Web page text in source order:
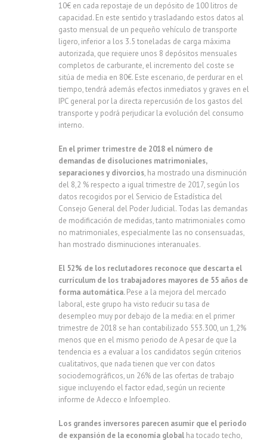
10€ en cada repostaje de un depósito de 100 litros de
capacidad. En este sentido y trasladando estos datos al
gasto mensual de un pequeño vehículo de transporte
ligero, inferior a los 3.5 toneladas de carga máxima
autorizada, que requiere unos 8 depósitos mensuales
completos de carburante, el incremento del coste se
sitúa de media en 80€. Este escenario, de perdurar en el
tiempo, tendrá además efectos inmediatos y graves en el
IPC general por la directa repercusión de los gastos del
transporte y podrá perjudicar la evolución del consumo
interno.
En el primer trimestre de 2018 el número de
demandas de disoluciones matrimoniales,
separaciones y divorcios, ha mostrado una disminución
del 8,2 % respecto a igual trimestre de 2017, según los
datos recogidos por el Servicio de Estadística del
Consejo General del Poder Judicial. Todas las demandas
de modificación de medidas, tanto matrimoniales como
no matrimoniales, especialmente las no consensuadas,
han mostrado disminuciones interanuales.
El 52% de los reclutadores reconoce que descarta el
currículum de los trabajadores mayores de 55 años de
forma automática.Pese a la mejora del mercado
laboral, este grupo ha visto reducir su tasa de
desempleo muy por debajo de la media: en el primer
trimestre de 2018 se han contabilizado 553.300, un 1,2%
menos que en el mismo periodo de A pesar de que la
tendencia es a evaluar a los candidatos según criterios
cualitativos, que nada tienen que ver con datos
sociodemográficos, un 26% de las ofertas de trabajo
sigue incluyendo el factor edad, según un reciente
informe de Adecco e Infoempleo.
Los grandes inversores parecen asumir que el periodo
de expansión de la economía global ha tocado techo,